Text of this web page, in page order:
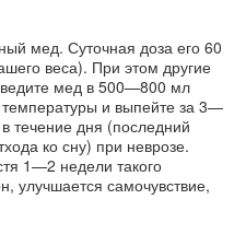
мед. Суточная доза его 60
веса). При этом другие
мед в 500—800 мл
и выпейте за 3—
дня (последний
ко сну) при неврозе.
1—2 недели такого
улучшается самочувствие,